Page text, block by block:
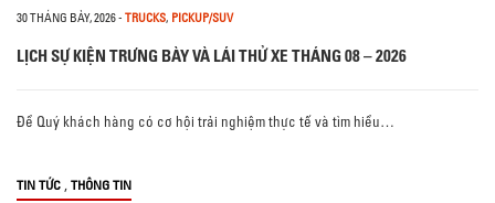
30 THÁNG BẢY, 2026- TRUCKS, PICKUP/SUV
LỊCH SỰ KIỆN TRƯNG BÀY VÀ LÁI THỬ XE THÁNG 08 – 2026
Để Quý khách hàng có cơ hội trải nghiệm thực tế và tìm hiểu…
TIN TỨC , THÔNG TIN